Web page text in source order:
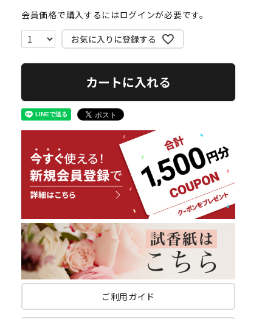
会員価格で購入するにはログインが必要です。
お気に入りに登録する
カートに入れる
ご利用ガイド